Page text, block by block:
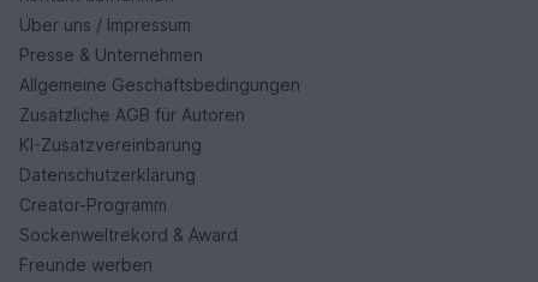
Über uns / Impressum
Presse & Unternehmen
Allgemeine Geschäftsbedingungen
Zusätzliche AGB für Autoren
KI-Zusatzvereinbarung
Datenschutzerklärung
Creator-Programm
Sockenweltrekord & Award
Freunde werben